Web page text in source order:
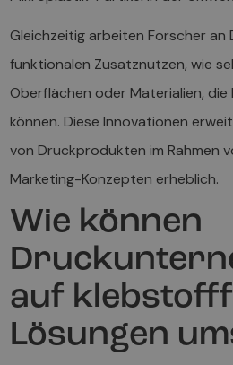
Gleichzeitig arbeiten Forscher an
funktionalen Zusatznutzen, wie
Oberflächen oder Materialien,
können. Diese Innovationen
von Druckprodukten im Rahmen
Marketing-Konzepten erheblich.
Wie können
auf
Lösungen